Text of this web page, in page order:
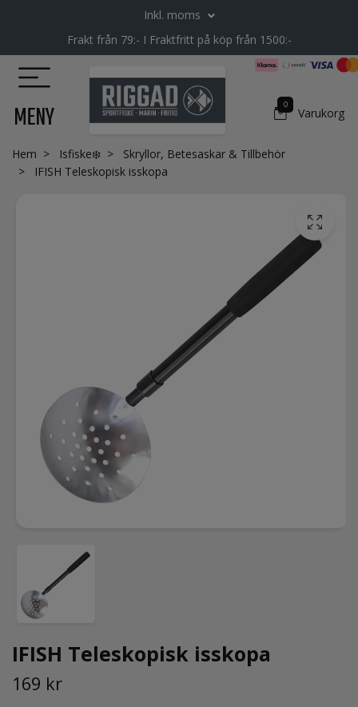
Inkl. moms
Frakt från 79:- I Fraktfritt på köp från 1500:-
MENY 0
Varukorg
Hem Isfiske❄️
Skryllor, Betesaskar & Tillbehör
IFISH Teleskopisk isskopa
IFISH Teleskopisk isskopa
169 kr